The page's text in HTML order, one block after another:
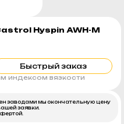
Hyspin AWH-M
Быстрый заказ
индексом вязкости
заводами мы окончательную цену
заявки.